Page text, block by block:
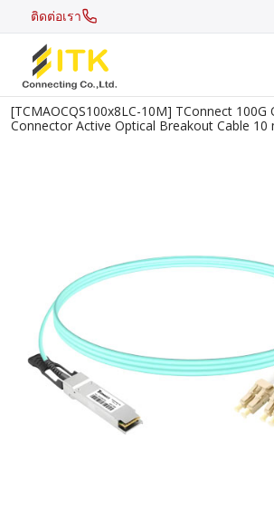
ติดต่อเรา
[TCMAOCQS100x8LC-10M] TConnect 100G
Connector Active Optical Breakout Cable 10